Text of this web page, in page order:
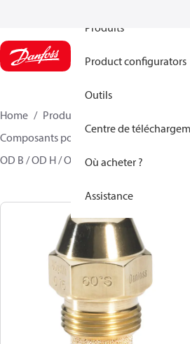
Produits
Product configurators
Outils
Centre de
Où acheter ?
Assistance
Home Produits
Composants pour brûleur
Gicleurs à
OD B / OD H / OD S
030F6872